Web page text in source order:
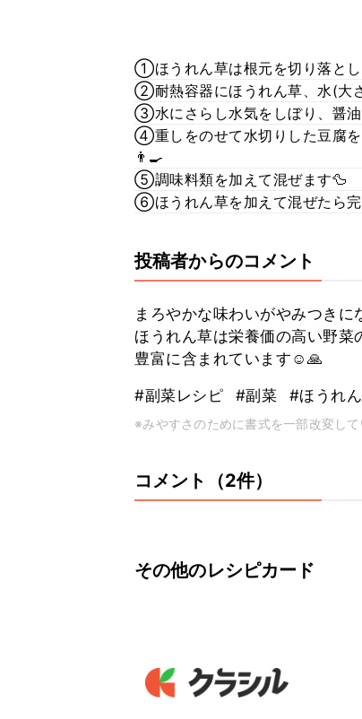
①ほうれん草は根元を切り落とし
②耐熱容器にほうれん草、水(大
③水にさらし水気をしぼり、醤
④重しをのせて水切りした豆腐を
👨‍🍳
⑤調味料類を加えて混ぜます🦆
⑥ほうれん草を加えて混ぜたら
投稿者からのコメント
まろやかな味わいがやみつきに
ほうれん草は栄養価の高い野
豊富に含まれています☺️🙏
#副菜レシピ #副菜 #ほうれ
※みやすさのために書式を一部改変して
コメント（2件）
その他のレシピカード